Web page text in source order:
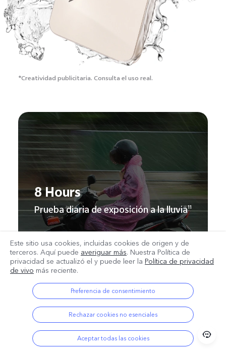
*Creatividad publicitaria.Consulta el uso real.
8 Hours
Prueba diaria de exposición a la lluvia11
Este sitio usa cookies, incluidas cookies de origen y de
terceros. Aquí puede averiguar más. Nuestra Política de
privacidad se actualizó el y puede leer la Política de privacidad
de vivo más reciente.
Preferencia de consentimiento
Rechazar cookies no esenciales
Aceptar todas las cookies